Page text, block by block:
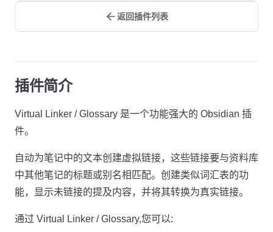
返回插件列表
插件简介
Virtual Linker / Glossary 是一个功能强大的 Obsidian 插
件。
自动为笔记中的文本创建虚拟链接，这些链接要与资料库
中其他笔记的标题或别名相匹配。创建类似词汇表的功
能，显示未链接的提及内容，并将其转换为真实链接。
通过 Virtual Linker / Glossary,您可以: